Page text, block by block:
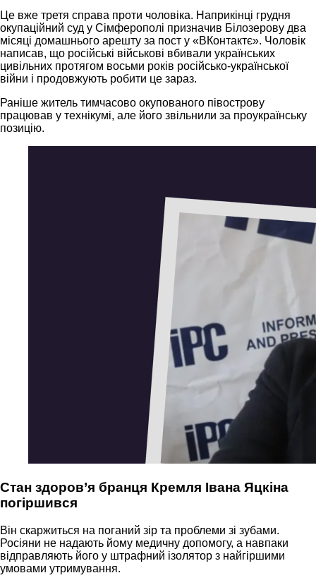
Це вже третя справа проти чоловіка. Наприкінці грудня
окупаційний суд у Сімферополі призначив Білозерову два
місяці домашнього арешту за пост у «ВКонтактє». Чоловік
написав, що російські військові вбивали українських
цивільних протягом восьми років російсько-української
війни і продовжують робити це зараз.
Раніше житель тимчасово окупованого півострову
працював у технікумі, але його звільнили за проукраїнську
позицію.
Стан здоров’я бранця Кремля Івана Яцкіна
погіршився
Він скаржиться на поганий зір та проблеми зі зубами.
Росіяни не надають йому медичну допомогу, а навпаки
відправляють його у штрафний ізолятор з найгіршими
умовами утримування.